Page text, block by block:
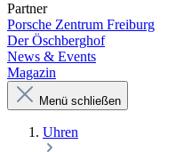
Partner
Porsche Zentrum Freiburg
Der Öschberghof
News & Events
Magazin
Menü schließen
Uhren